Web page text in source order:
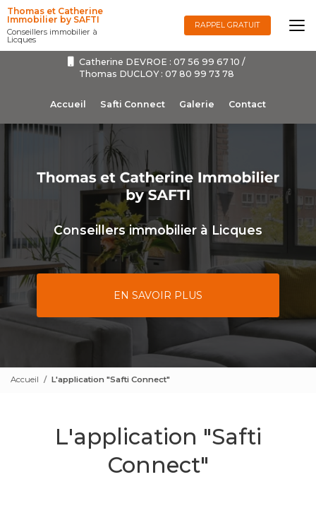
Aller
au
contenu
principal
Catherine DEVROE :07 56 99 67 10 /
Thomas DUCLOY : 07 80 99 73 78
Accueil Safti Connect Galerie Contact
Thomas et Catherine
Immobilier by SAFTI
Conseillers immobilier à
Licques
RAPPEL GRATUIT
Conseillers immobilier à Licques
EN SAVOIR PLUS
Accueil L'application "Safti Connect"
L'application "Safti
Connect"